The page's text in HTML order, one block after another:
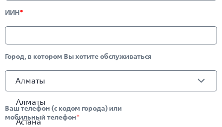
ИИН*
Город, в котором Вы хотите обслуживаться
Алматы
Алматы
Астана
Ваш телефон (с кодом города) или
мобильный телефон*